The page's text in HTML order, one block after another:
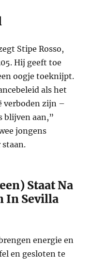
Stipe Rosso,
Hij geeft toe
oogje toeknijpt.
als het
verboden zijn –
blijven aan,”
jongens
staan.
Staat Na
In Sevilla
energie en
en gesloten te